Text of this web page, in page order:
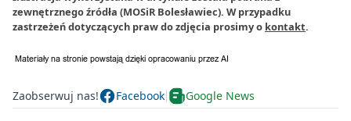
zewnętrznego źródła (MOSiR Bolesławiec). W przypadku
zastrzeżeń dotyczących praw do zdjęcia prosimy o kontakt.
Zaobserwuj nas! Facebook Google News